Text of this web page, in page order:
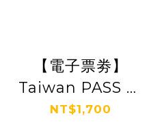
【電子票劵】
Taiwan PASS 高
鐵版｜高鐵+都會
NT$1,700